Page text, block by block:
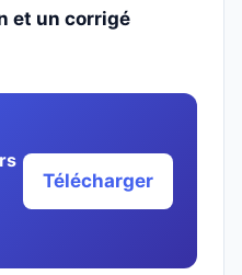
et un corrigé
Télécharger